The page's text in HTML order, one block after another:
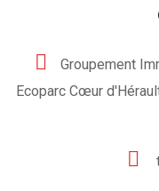
Groupement
Ecoparc Cœur